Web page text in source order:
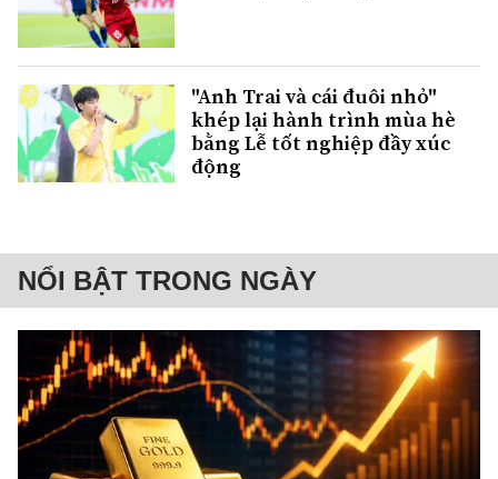
"Anh Trai và cái đuôi nhỏ"
khép lại hành trình mùa hè
bằng Lễ tốt nghiệp đầy xúc
động
NỔI BẬT TRONG NGÀY